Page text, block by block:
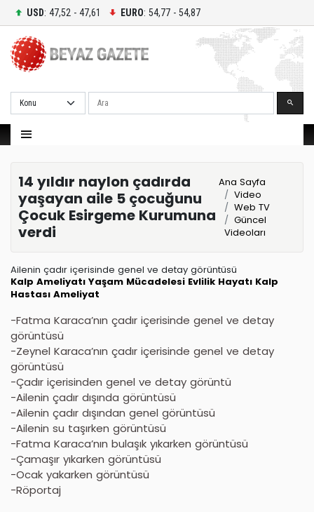
USD: 47,52 - 47,61 EURO: 54,77 - 54,87
Ara
14 yıldır naylon çadırda
yaşayan aile 5 çocuğunu
Çocuk Esirgeme Kurumuna
verdi
Ana Sayfa
Video
Web TV
Güncel
Videoları
Ailenin çadır içerisinde genel ve detay görüntüsü
Kalp Ameliyatı Yaşam Mücadelesi Evlilik Hayatı Kalp
Hastası Ameliyat
-Fatma Karaca’nın çadır içerisinde genel ve detay
görüntüsü
-Zeynel Karaca’nın çadır içerisinde genel ve detay
görüntüsü
-Çadır içerisinden genel ve detay görüntü
-Ailenin çadır dışında görüntüsü
-Ailenin çadır dışından genel görüntüsü
-Ailenin su taşırken görüntüsü
-Fatma Karaca’nın bulaşık yıkarken görüntüsü
-Çamaşır yıkarken görüntüsü
-Ocak yakarken görüntüsü
-Röportaj